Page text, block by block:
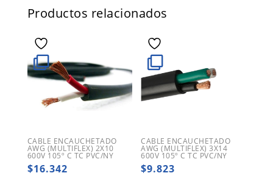
Productos relacionados
CABLE ENCAUCHETADO
AWG (MULTIFLEX) 2X10
600V 105º C TC PVC/NY
$16.342
CABLE ENCAUCHETADO
AWG (MULTIFLEX) 3X14
600V 105º C TC PVC/NY
$9.823